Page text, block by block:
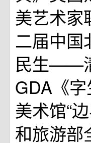
美艺术家
二届中国
民生——
GDA《
美术馆“
和旅游部